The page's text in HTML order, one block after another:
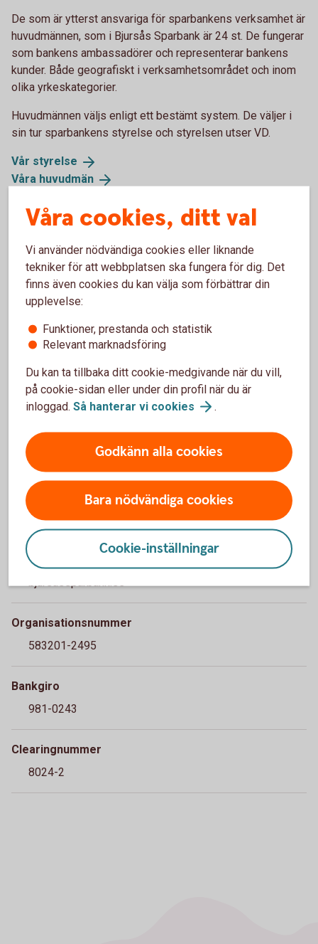
De som är ytterst ansvariga för sparbankens verksamhet är
huvudmännen, som i Bjursås Sparbank är 24 st. De fungerar
som bankens ambassadörer och representerar bankens
kunder. Både geografiskt i verksamhetsområdet och inom
olika yrkeskategorier.
Huvudmännen väljs enligt ett bestämt system. De väljer i
sin tur sparbankens styrelse och styrelsen utser VD.
Vår styrelse
Våra huvudmän
Om Bjursås Sparbank
Namn
Bjursås Sparbank
Mårtsbovägen 2, 790 21 Bjursås
023-70 58 60
E-post
bjursbanken@bjursassparbank.se
Webbplats
bjursassparbank.se
Organisationsnummer
583201-2495
Bankgiro
981-0243
Clearingnummer
8024-2
Våra cookies, ditt val
Vi använder nödvändiga cookies eller liknande
tekniker för att webbplatsen ska fungera för dig. Det
finns även cookies du kan välja som förbättrar din
upplevelse:
Funktioner, prestanda och statistik
Relevant marknadsföring
Du kan ta tillbaka ditt cookie-medgivande när du vill,
på cookie-sidan eller under din profil när du är
inloggad. Så hanterar vi cookies .
Godkänn alla cookies
Bara nödvändiga cookies
Cookie-inställningar